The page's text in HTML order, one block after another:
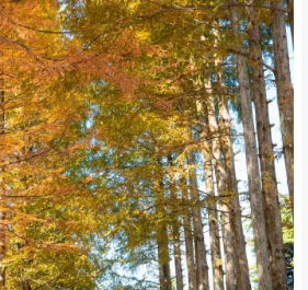
是摄影爱好者的天堂
带上你的相机
下这份宁静与美好
是广角的森林全景
微距的露珠与落叶
都是自然赋予的杰作